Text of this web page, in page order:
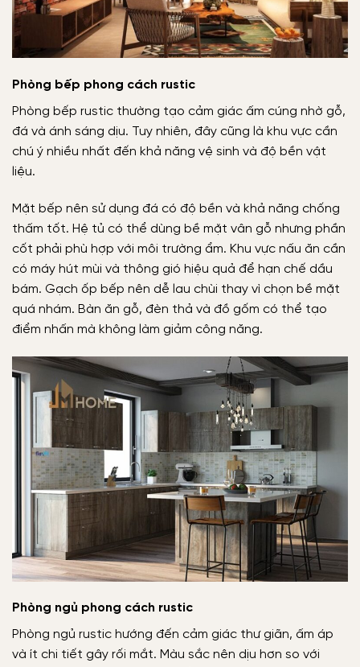
Phòng bếp phong cách rustic
Phòng bếp rustic thường tạo cảm giác ấm cúng nhờ gỗ,
đá và ánh sáng dịu. Tuy nhiên, đây cũng là khu vực cần
chú ý nhiều nhất đến khả năng vệ sinh và độ bền vật
liệu.
Mặt bếp nên sử dụng đá có độ bền và khả năng chống
thấm tốt. Hệ tủ có thể dùng bề mặt vân gỗ nhưng phần
cốt phải phù hợp với môi trường ẩm. Khu vực nấu ăn cần
có máy hút mùi và thông gió hiệu quả để hạn chế dầu
bám. Gạch ốp bếp nên dễ lau chùi thay vì chọn bề mặt
quá nhám. Bàn ăn gỗ, đèn thả và đồ gốm có thể tạo
điểm nhấn mà không làm giảm công năng.
Phòng ngủ phong cách rustic
Phòng ngủ rustic hướng đến cảm giác thư giãn, ấm áp
và ít chi tiết gây rối mắt. Màu sắc nên dịu hơn so với